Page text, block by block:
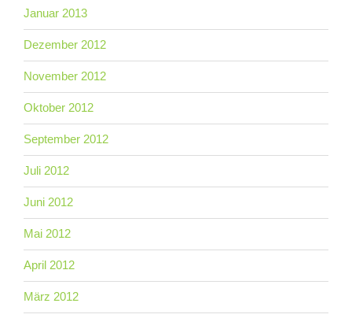
Januar 2013
Dezember 2012
November 2012
Oktober 2012
September 2012
Juli 2012
Juni 2012
Mai 2012
April 2012
März 2012